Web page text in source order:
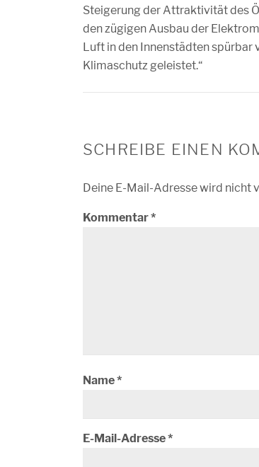
Steigerung der Attraktivität des
den zügigen Ausbau der
Luft in den Innenstädten spürbar
Klimaschutz geleistet.“
SCHREIBE EINEN
Deine E-Mail-Adresse wird nicht
Kommentar*
Name*
E-Mail-Adresse*